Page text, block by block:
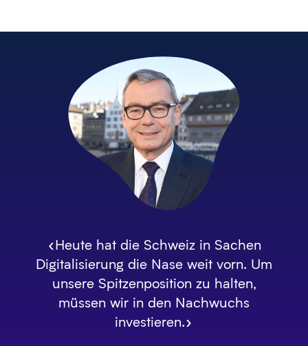
«Heute hat die Schweiz in Sachen
Digitalisierung die Nase weit vorn. Um
unsere Spitzenposition zu halten,
müssen wir in den Nachwuchs
investieren.»